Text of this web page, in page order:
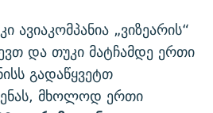
„ვიზეარის“
და თუკი მატჩამდე ერთი
გადაწყვეტთ
მხოლოდ ერთი